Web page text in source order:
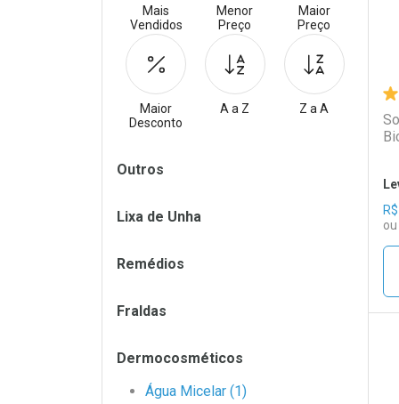
R$
Mais
Vendidos
Menor
Preço
Maior
Preço
Maior
Desconto
A a Z Z a A
Filtros
Outros
Lixa de Unha
Remédios
Fraldas
Dermocosméticos
Água Micelar (1)